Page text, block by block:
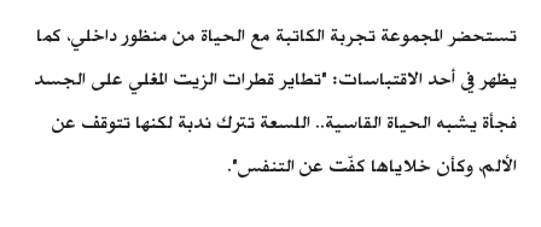
تستحضر المجموعة تجربة الكاتبة مع الحياة من منظور داخلي، كما
يظهر في أحد الاقتباسات: "تطاير قطرات الزيت المغلي على الجسد
فجأة يشبه الحياة القاسية.. اللسعة تترك ندبة لكنها تتوقف عن
الألم، وكأن خلاياها كفّت عن التنفس".